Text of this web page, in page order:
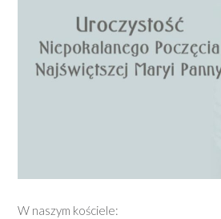
W naszym kościele: